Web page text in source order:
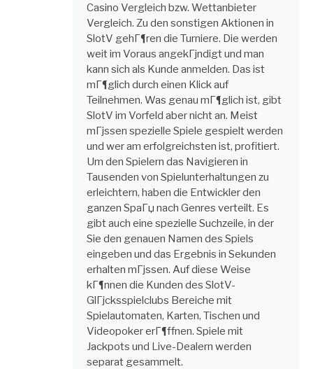
Casino Vergleich bzw. Wettanbieter
Vergleich. Zu den sonstigen Aktionen in
SlotV gehГ¶ren die Turniere. Die werden
weit im Voraus angekГјndigt und man
kann sich als Kunde anmelden. Das ist
mГ¶glich durch einen Klick auf
Teilnehmen. Was genau mГ¶glich ist, gibt
SlotV im Vorfeld aber nicht an. Meist
mГјssen spezielle Spiele gespielt werden
und wer am erfolgreichsten ist, profitiert.
Um den Spielern das Navigieren in
Tausenden von Spielunterhaltungen zu
erleichtern, haben die Entwickler den
ganzen SpaГџ nach Genres verteilt. Es
gibt auch eine spezielle Suchzeile, in der
Sie den genauen Namen des Spiels
eingeben und das Ergebnis in Sekunden
erhalten mГјssen. Auf diese Weise
kГ¶nnen die Kunden des SlotV-
GlГјcksspielclubs Bereiche mit
Spielautomaten, Karten, Tischen und
Videopoker erГ¶ffnen. Spiele mit
Jackpots und Live-Dealern werden
separat gesammelt.